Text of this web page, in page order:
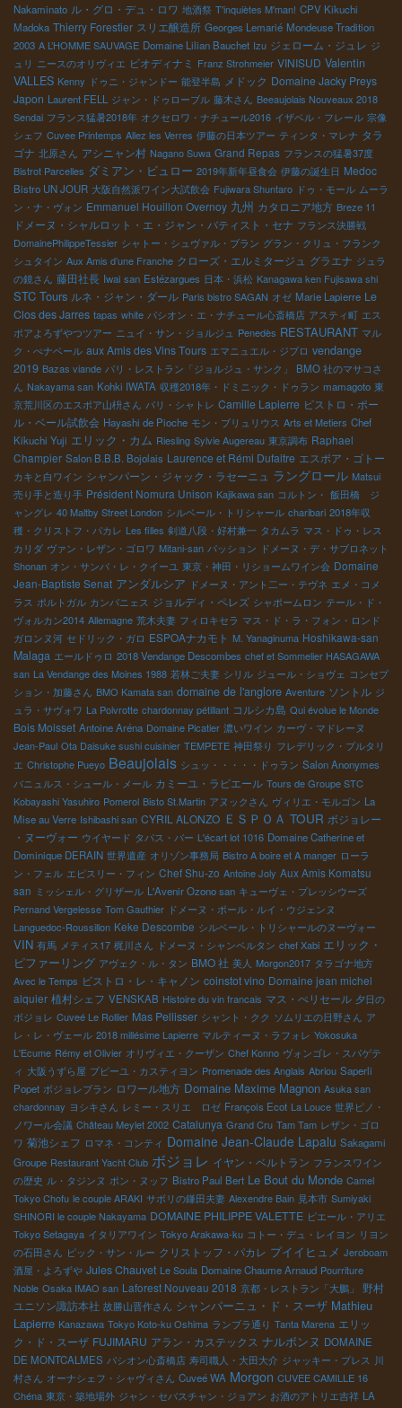
Nakaminato ル・グロ・デュ・ロワ 地酒祭 T'inquiètes M'man! CPV Kikuchi
Madoka Thierry Forestier スリエ醸造所 Georges Lemarié Mondeuse Tradition
2003 A L’HOMME SAUVAGE Domaine Lilian Bauchet Izu ジェローム・ジュレ ジ
ュリ ニースのオリヴィエ ビオディナミ Franz Strohmeier VINISUD Valentin
VALLES Kenny ドゥニ・ジャンドー 能登半島 メドック Domaine Jacky Preys
Japon Laurent FELL ジャン・ドゥローブル 藤木さん Beeaujolais Nouveaux 2018
Sendai フランス猛暑2018年 オクセロワ・ナチュール2016 イザベル・フレール 宗像
シェフ Cuvee Printemps Allez les Verres 伊藤の日本ツアー ティンタ・マレナ タラ
ゴナ 北原さん アシニャン村 Nagano Suwa Grand Repas フランスの猛暑37度
Bistrot Parcelles ダミアン・ビュロー 2019年新年昼食会 伊藤の誕生日 Medoc
Bistro UN JOUR 大阪自然派ワイン大試飲会 Fujiwara Shuntaro ドゥ・モール ムーラ
ン・ナ・ヴォン Emmanuel Houillon Overnoy 九州 カタロニア地方 Breze 11
ドメーヌ・シャルロット・エ・ジャン・バティスト・セナ フランス決勝戦
DomainePhilippeTessier シャトー・シュヴァル・ブラン グラン・クリュ・フランク
シュタイン Aux Amis d’une Franche クローズ・エルミタージュ グラエナ ジュラ
の鏡さん 藤田社長 Iwai san Estézargues 日本・浜松 Kanagawa ken Fujisawa shi
STC Tours ルネ・ジャン・ダール Paris bistro SAGAN オゼ Marie Lapierre Le
Clos des Jarres tapas white パシオン・エ・ナチュール心斎橋店 アスティ町 エス
ポアよろずやつツアー ニュイ・サン・ジョルジュ Penedès RESTAURANT マル
ク・ぺナベール aux Amis des Vins Tours エマニュエル・ジブロ vendange
2019 Bazas viande パリ・レストラン「ジョルジュ・サンク」
BMO 社のマサコさ
ん Nakayama san Kohki IWATA 収穫2018年・ドミニック・ドゥラン mamagoto 東
京荒川区のエスポア山枡さん パリ・シャトレ Camille Lapierre ビストロ・ポー
ル・ベール試飲会 Hayashi de Pioche モン・ブリュリウス Arts et Metiers Chef
Kikuchi Yuji エリック・カム Riesling Sylvie Augereau 東京調布 Raphael
Champier Salon B.B.B. Bojolais Laurence et Rémi Dufaitre エスポア・ゴトー
カキと白ワイン シャンパーン・ジャック・ラセーニュ ラングロール Matsui
売り手と造り手 Président Nomura Unison Kajikawa san コルトン・ 飯田橋 ジ
ャングレ 40 Maltby Street London シルベール・トリシャール charibari 2018年収
穫・クリストフ・パカレ Les filles 剣道八段・好村兼一 タカムラ マス・ドゥ・レス
カリダ ヴァン・レザン・ゴロワ Mitani-san パッション ドメーヌ・デ・サブロネット
Shonan オン・サンバ・レ・クイーユ 東京・神田・リショームワイン会 Domaine
Jean-Baptiste Senat アンダルシア ドメーヌ・アント二ー・テヴネ エメ・コメ
ラス ポルトガル カンパニェス ジョルディ・ペレズ シャポームロン テール・ド・
ヴォルカン2014 Allemagne 荒木夫妻 フィロキセラ マス・ド・ラ・フォン・ロンド
ガロンヌ河 セドリック・ガロ ESPOAナカモト M. Yanaginuma Hoshikawa-san
Malaga エールドゥロ 2018 Vendange Descombes chef et Sommelier HASAGAWA
san La Vendange des Moines 1988 若林ご夫妻 シリル ジュール・ショヴェ コンセプ
ション・加藤さん BMO Kamata san domaine de l'anglore Aventure ソントル ジ
ュラ・サヴォワ La Poivrotte chardonnay pétillant コルシカ島 Qui évolue le Monde
Bois Moisset Antoine Aréna Domaine Picatier 濃いワイン カーヴ・マドレーヌ
Jean-Paul Ota Daisuke sushi cuisinier TEMPETE 神田祭り フレデリック・プルタリ
エ Christophe Pueyo Beaujolais シュッ・・・・・ドゥラン Salon Anonymes
バニュルス・シュール・メール カミーユ・ラピエール Tours de Groupe STC
Kobayashi Yasuhiro Pomerol Bisto St.Martin アヌックさん ヴィリエ・モルゴン La
Mise au Verre Ishibashi san CYRIL ALONZO ＥＳＰＯＡ TOUR ボジョレー
・ヌーヴォー ウイヤード タパス・バー L'écart lot 1016 Domaine Catherine et
Dominique DERAIN 世界遺産 オリゾン事務局 Bistro A boire et A manger ローラ
ン・フェル エピスリー・フィン Chef Shu-zo Antoine Joly Aux Amis Komatsu
san ミッシェル・グリザール L'Avenir Ozono san キューヴェ・プレッシウーズ
Pernand Vergelesse Tom Gauthier ドメーヌ・ポール・ルイ・ウジェンヌ
Languedoc-Roussillon Keke Descombe シルベール・トリシャールのヌーヴォー
VIN 有馬 メティス17 梶川さん ドメーヌ・シャンベルタン chef Xabi エリック・
ピファーリング アヴェク・ル・タン BMO 社 美人 Morgon2017 タラゴナ地方
Avec le Temps ビストロ・レ・キャノン coinstot vino Domaine jean michel
alquier 植村シェフ VENSKAB Histoire du vin francais マス・ぺリセール 夕日の
ボジョレ Cuveé Le Rollier Mas Pellisser シャント・クク ソムリエの日野さん ア
レ・レ・ヴェール 2018 millésime Lapierre マルティーヌ・ラフォレ Yokosuka
L'Ecume Rémy et Olivier オリヴィエ・クーザン Chef Konno ヴォンゴレ・スパゲテ
ィ 大阪うずら屋 プピーユ・カスティヨン Promenade des Anglais Abriou Saperli
Popet ボジョレブラン ロワール地方 Domaine Maxime Magnon Asuka san
chardonnay ヨシキさん レミー・スリエ ロゼ François Ecot La Louce 世界ピノ・
ノワール会議 Château Meylet 2002 Catalunya Grand Cru Tam Tam レザン・ゴロ
ワ 菊池シェフ ロマネ・コンティ Domaine Jean-Claude Lapalu Sakagami
Groupe Restaurant Yacht Club ボジョレ イヤン・ベルトラン フランスワイン
の歴史 ル・タジンヌ ポン・ヌッフ Bistro Paul Bert Le Bout du Monde Camel
Tokyo Chofu le couple ARAKI サボリの鎌田夫妻 Alexendre Bain 見本市 Sumiyaki
SHINORI le couple Nakayama DOMAINE PHILIPPE VALETTE ピエール・アリエ
Tokyo Setagaya イタリアワイン Tokyo Arakawa-ku コトー・デュ・レイヨン リヨン
の石田さん ピック・サン・ルー クリストッフ・パカレ プイイヒュメ Jeroboam
酒屋・よろずや Jules Chauvet Le Soula Domaine Chaume Arnaud Pourriture
Noble Osaka IMAO san Laforest Nouveau 2018 京都・レストラン「大鵬」
野村
ユニソン諏訪本社 故勝山晋作さん シャンパーニュ・ド・スーザ Mathieu
Lapierre Kanazawa Tokyo Koto-ku Oshima ランブラ通り Tanta Marena エリッ
ク・ド・スーザ FUJIMARU アラン・カステックス ナルボンヌ DOMAINE
DE MONTCALMES パシオン心斎橋店 寿司職人・大田大介 ジャッキー・プレス 川
村さん オーナシェフ・シャヴィさん Cuveé WA Morgon CUVEE CAMILLE 16
Chéna 東京・築地場外 ジャン・セバスチャン・ジョアン お酒のアトリエ吉祥 LA